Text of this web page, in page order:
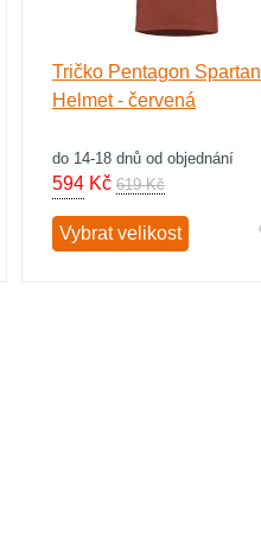
Tričko Pentagon Spartan
Helmet - červená
do 14-18 dnů od objednání
594Kč 619 Kč
Vybrat velikost